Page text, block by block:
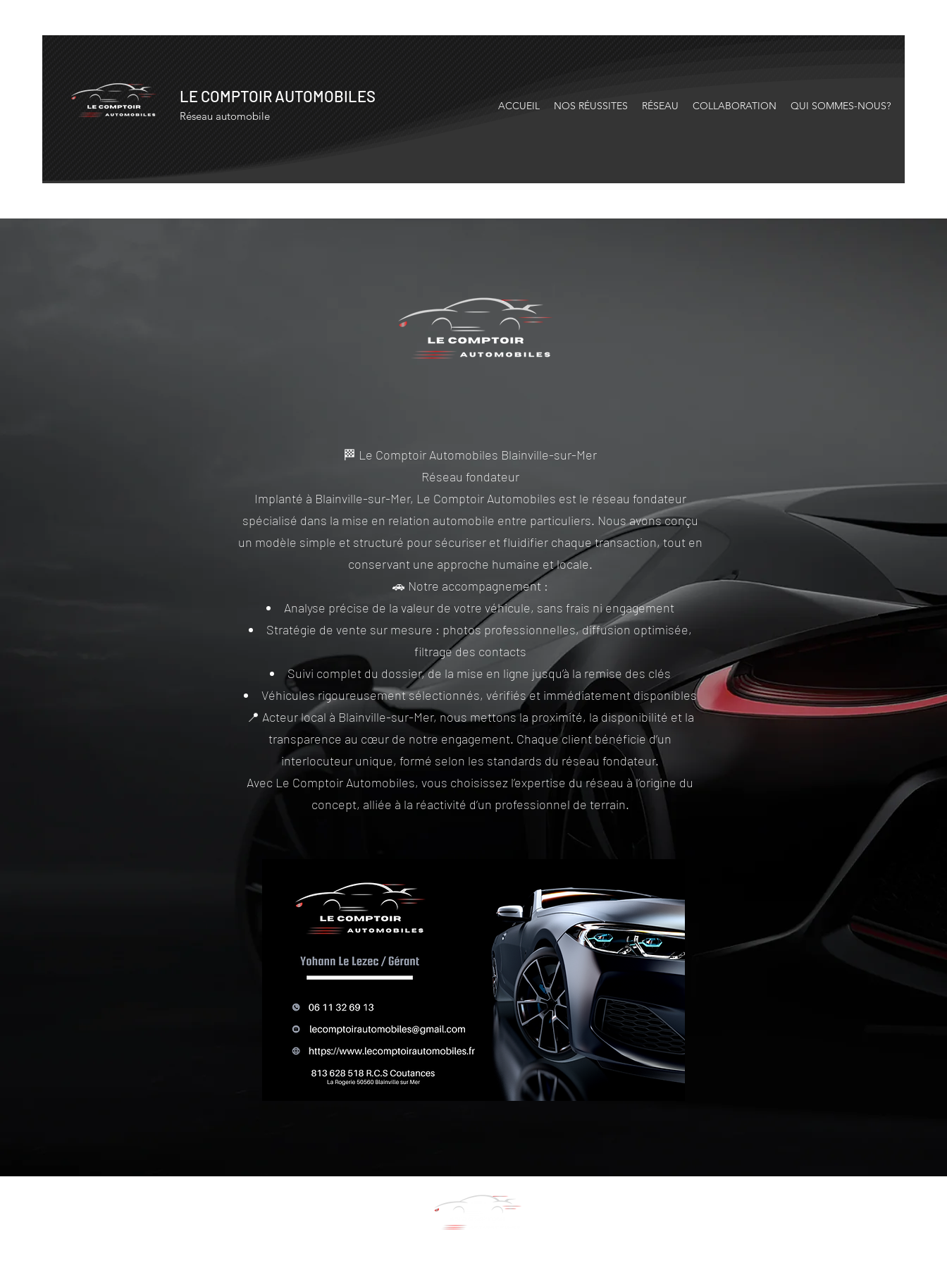
LE COMPTOIR AUTOMOBILES
Réseau automobile
ACCUEIL NOS RÉUSSITES RÉSEAU COLLABORATION QUI SOMMES-NOUS?
🏁 Le Comptoir Automobiles Blainville-sur-Mer
Réseau fondateur
Implanté à Blainville-sur-Mer, Le Comptoir Automobiles est le réseau fondateur
spécialisé dans la mise en relation automobile entre particuliers. Nous avons conçu
un modèle simple et structuré pour sécuriser et fluidifier chaque transaction, tout en
conservant une approche humaine et locale.
🚗 Notre accompagnement :
Analyse précise de la valeur de votre véhicule, sans frais ni engagement
Stratégie de vente sur mesure : photos professionnelles, diffusion optimisée,
filtrage des contacts
Suivi complet du dossier, de la mise en ligne jusqu’à la remise des clés
Véhicules rigoureusement sélectionnés, vérifiés et immédiatement disponibles
📍 Acteur local à Blainville-sur-Mer, nous mettons la proximité, la disponibilité et la
transparence au cœur de notre engagement. Chaque client bénéficie d’un
interlocuteur unique, formé selon les standards du réseau fondateur.
Avec Le Comptoir Automobiles, vous choisissez l’expertise du réseau à l’origine du
concept, alliée à la réactivité d’un professionnel de terrain.